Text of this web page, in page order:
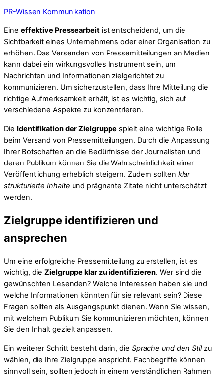
PR-Wissen Kommunikation
Eine effektive Pressearbeit ist entscheidend, um die
Sichtbarkeit eines Unternehmens oder einer Organisation zu
erhöhen. Das Versenden von Pressemitteilungen an Medien
kann dabei ein wirkungsvolles Instrument sein, um
Nachrichten und Informationen zielgerichtet zu
kommunizieren. Um sicherzustellen, dass Ihre Mitteilung die
richtige Aufmerksamkeit erhält, ist es wichtig, sich auf
verschiedene Aspekte zu konzentrieren.
Die Identifikation der Zielgruppe spielt eine wichtige Rolle
beim Versand von Pressemitteilungen. Durch die Anpassung
Ihrer Botschaften an die Bedürfnisse der Journalisten und
deren Publikum können Sie die Wahrscheinlichkeit einer
Veröffentlichung erheblich steigern. Zudem sollten klar
strukturierte Inhalte und prägnante Zitate nicht unterschätzt
werden.
Zielgruppe identifizieren und
ansprechen
Um eine erfolgreiche Pressemitteilung zu erstellen, ist es
wichtig, die Zielgruppe klar zu identifizieren. Wer sind die
gewünschten Lesenden? Welche Interessen haben sie und
welche Informationen könnten für sie relevant sein? Diese
Fragen sollten als Ausgangspunkt dienen. Wenn Sie wissen,
mit welchem Publikum Sie kommunizieren möchten, können
Sie den Inhalt gezielt anpassen.
Ein weiterer Schritt besteht darin, die Sprache und den Stilzu
wählen, die Ihre Zielgruppe anspricht. Fachbegriffe können
sinnvoll sein, sollten jedoch in einem verständlichen Rahmen